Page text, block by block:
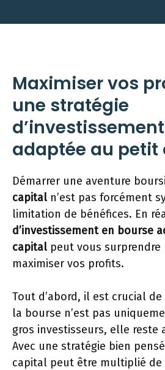
Maximiser vos
une stratégie
adaptée au petit
Démarrer une aventure
capital n’est pas forcément
limitation de bénéfices. En
d’investissement en bourse
capital peut vous surprendre
maximiser vos profits.
Tout d’abord, il est crucial
la bourse n’est pas
gros investisseurs, elle reste
Avec une stratégie bien
capital peut être multiplié de